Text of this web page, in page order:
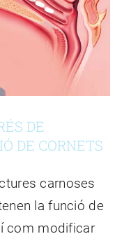
DE
DE CORNETS
carnoses
la funció de
com modificar